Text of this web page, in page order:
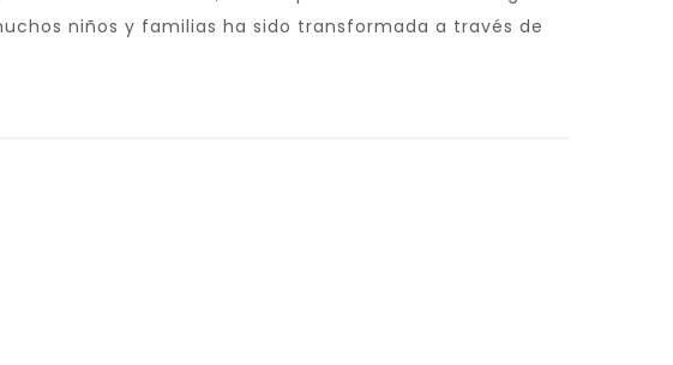
niños y familias ha sido transformada a través de